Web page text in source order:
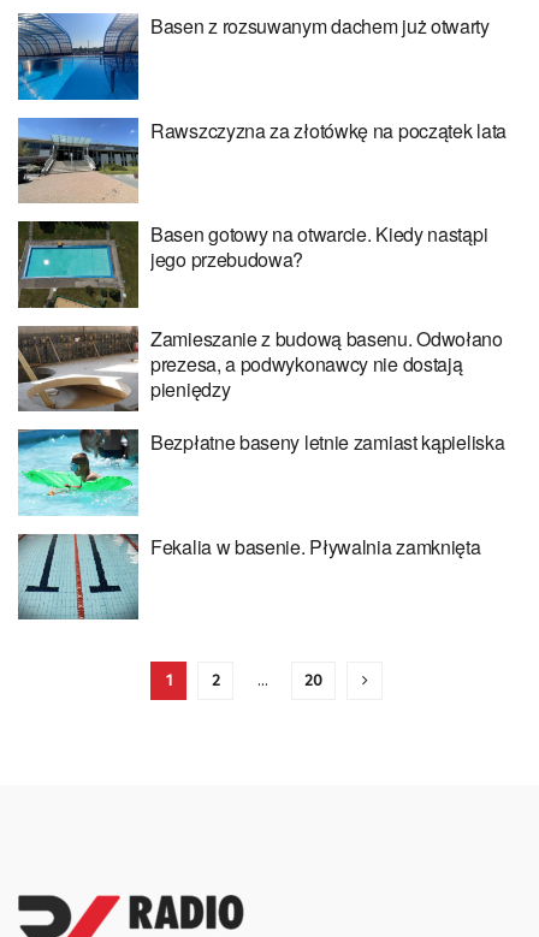
Basen z rozsuwanym dachem już otwarty
Rawszczyzna za złotówkę na początek lata
Basen gotowy na otwarcie. Kiedy nastąpi
jego przebudowa?
Zamieszanie z budową basenu. Odwołano
prezesa, a podwykonawcy nie dostają
pieniędzy
Bezpłatne baseny letnie zamiast kąpieliska
Fekalia w basenie. Pływalnia zamknięta
1 2 … 20